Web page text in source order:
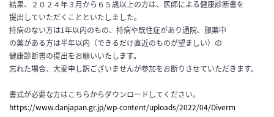
結果、２０２４年３月から６５歳以上の方は、医師による健康診断書を
提出していただくことといたしました。
持病のない方は1年以内のもの、持病や既往症があり通院、服薬中
の薬がある方は半年以内（できるだけ直近のものが望ましい）の
健康診断書の提出をお願いいたします。
忘れた場合、大変申し訳ございませんが参加をお断りさせていただきます。
書式が必要な方はこちらからダウンロードしてください。
https://www.danjapan.gr.jp/wp-content/uploads/2022/04/Diverm